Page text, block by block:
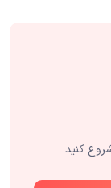
کنید